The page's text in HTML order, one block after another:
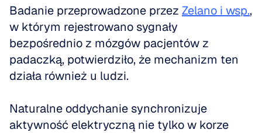
Badanie przeprowadzone przez Zelano i wsp.,
w którym rejestrowano sygnały
bezpośrednio z mózgów pacjentów z
padaczką, potwierdziło, że mechanizm ten
działa również u ludzi.
Naturalne oddychanie synchronizuje
aktywność elektryczną nie tylko w korze